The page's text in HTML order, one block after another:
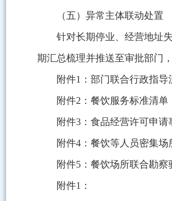
（五）异常主体联动处置
针对长期停业、经营地址
期汇总梳理并推送至审批部门
附件1 ： 部门联合行政指导
附件2 ： 餐饮服务标准清单
附件3 ： 食品经营许可申请
附件4 ： 餐饮等人员密集场
附件5 ： 餐饮场所联合勘察
附件1：